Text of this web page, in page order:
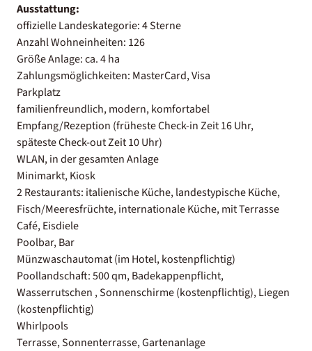
Ausstattung:
offizielle Landeskategorie: 4 Sterne
Anzahl Wohneinheiten: 126
Größe Anlage: ca. 4 ha
Zahlungsmöglichkeiten: MasterCard, Visa
Parkplatz
familienfreundlich, modern, komfortabel
Empfang/Rezeption (früheste Check-in Zeit 16 Uhr,
späteste Check-out Zeit 10 Uhr)
WLAN, in der gesamten Anlage
Minimarkt, Kiosk
2 Restaurants: italienische Küche, landestypische Küche,
Fisch/Meeresfrüchte, internationale Küche, mit Terrasse
Café, Eisdiele
Poolbar, Bar
Münzwaschautomat (im Hotel, kostenpflichtig)
Poollandschaft: 500 qm, Badekappenpflicht,
Wasserrutschen , Sonnenschirme (kostenpflichtig), Liegen
(kostenpflichtig)
Whirlpools
Terrasse, Sonnenterrasse, Gartenanlage